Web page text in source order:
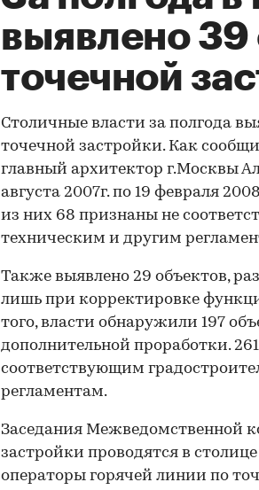
выявлено 39
точечной
Столичные власти за полгода
точечной застройки. Как
главный архитектор г.Москвы
августа 2007г. по 19 февраля
из них 68 признаны не
техническим и другим
Также выявлено 29 объектов,
лишь при корректировке
того, власти обнаружили 197
дополнительной проработки.
соответствующим
регламентам.
Заседания Межведомственной
застройки проводятся в
операторы горячей линии по